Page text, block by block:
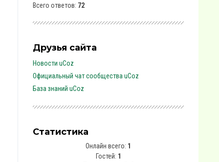
Всего ответов: 72
Друзья сайта
Новости uCoz
Официальный чат сообщества uCoz
База знаний uCoz
Статистика
Онлайн всего: 1
Гостей: 1